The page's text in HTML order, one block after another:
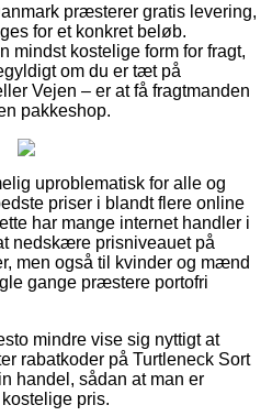
præsterer gratis levering,
for et konkret beløb.
mindst kostelige form for fragt,
om du er tæt på
Vejen – er at få fragtmanden
pakkeshop.
uproblematisk for alle og
priser i blandt flere online
har mange internet handler i
nedskære prisniveauet på
men også til kvinder og mænd
gange præstere portofri
mindre vise sig nyttigt at
rabatkoder på Turtleneck Sort
handel, sådan at man er
pris.